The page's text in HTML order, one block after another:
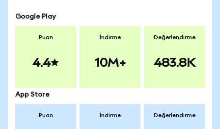
Google Play
Puan
4.4
İndirme
10M+
Değerlendirme
483.8K
App Store
Puan İndirme Değerlendirme